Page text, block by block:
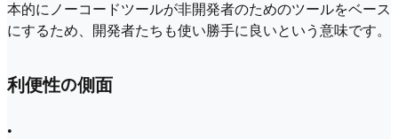
本的にノーコードツールが非開発者のためのツールをベース
にするため、開発者たちも使い勝手に良いという意味です。
利便性の側面
•